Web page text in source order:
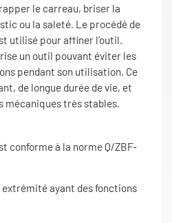
le carreau, briser la
ou la saleté. Le procédé de
utilisé pour affiner l'outil.
un outil pouvant éviter les
pendant son utilisation. Ce
de longue durée de vie, et
mécaniques très stables.
conforme à la norme Q/ZBF-
extrémité ayant des fonctions